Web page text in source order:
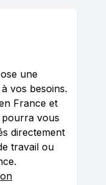
une
vos besoins.
France et
vous
directement
travail ou